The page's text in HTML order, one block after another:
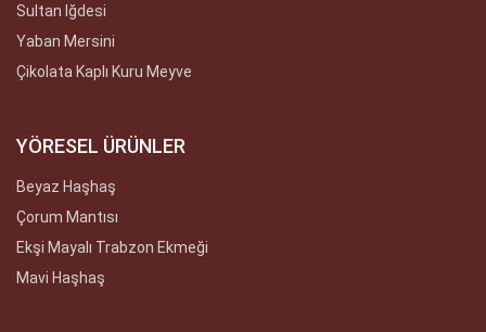
Sultan Iğdesi
Yaban Mersini
Çikolata Kaplı Kuru Meyve
YÖRESEL ÜRÜNLER
Beyaz Haşhaş
Çorum Mantısı
Ekşi Mayalı Trabzon Ekmeği
Mavi Haşhaş